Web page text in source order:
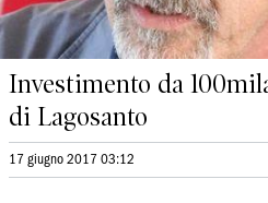
Investimento da
di Lagosanto
17 giugno 2017 03:12